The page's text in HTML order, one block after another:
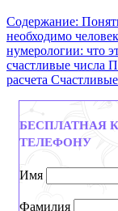
Содержание:
необходимо
нумерологии: что
счастливые числа
расчета
БЕСПЛАТНАЯ
ТЕЛЕФОНУ
Имя
Фамилия